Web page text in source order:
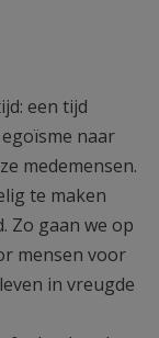
een tijd
naar
medemensen.
te maken
Zo gaan we op
mensen voor
in vreugde